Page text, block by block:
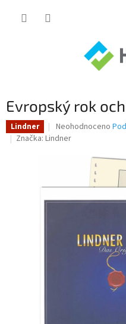
Evropský rok
Lindner
Průměrné
hodnocení
hvězdiček.
Neohodnoceno
Značka: Lindner